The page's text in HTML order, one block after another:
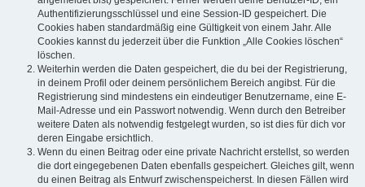
Authentifizierungsschlüssel und eine Session-ID gespeichert. Die
Cookies haben standardmäßig eine Gültigkeit von einem Jahr. Alle
Cookies kannst du jederzeit über die Funktion „Alle Cookies löschen“
löschen.
Weiterhin werden die Daten gespeichert, die du bei der Registrierung,
in deinem Profil oder deinem persönlichem Bereich angibst. Für die
Registrierung sind mindestens ein eindeutiger Benutzername, eine E-
Mail-Adresse und ein Passwort notwendig. Wenn durch den Betreiber
weitere Daten als notwendig festgelegt wurden, so ist dies für dich vor
deren Eingabe ersichtlich.
Wenn du einen Beitrag oder eine private Nachricht erstellst, so werden
die dort eingegebenen Daten ebenfalls gespeichert. Gleiches gilt, wenn
du einen Beitrag als Entwurf zwischenspeicherst. In diesen Fällen wird